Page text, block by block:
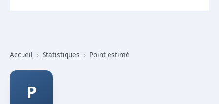
Accueil › Statistiques › Point estimé
P